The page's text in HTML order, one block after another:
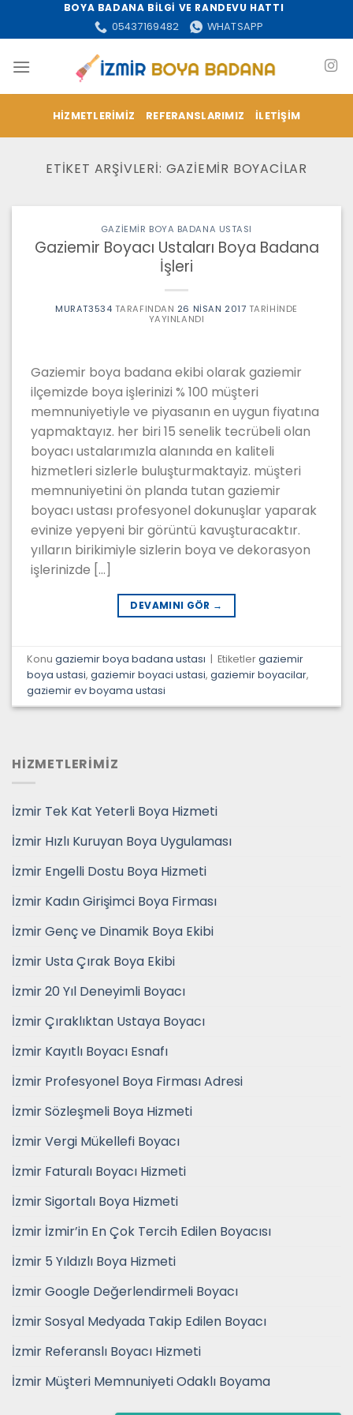
BOYA BADANA BİLGİ VE RANDEVU HATTI
05437169482
WHATSAPP
HIZMETLERIMIZ REFERANSLARIMIZ İLETIŞIM
ETIKET ARŞIVLERI: GAZIEMIR BOYACILAR
GAZIEMIR BOYA BADANA USTASI
Gaziemir Boyacı Ustaları Boya Badana
İşleri
MURAT3534 TARAFINDAN 26 NISAN 2017 TARIHINDE
YAYINLANDI
Gaziemir boya badana ekibi olarak gaziemir
ilçemizde boya işlerinizi % 100 müşteri
memnuniyetiyle ve piyasanın en uygun fiyatına
yapmaktayız. her biri 15 senelik tecrübeli olan
boyacı ustalarımızla alanında en kaliteli
hizmetleri sizlerle buluşturmaktayiz. müşteri
memnuniyetini ön planda tutan gaziemir
boyacı ustası profesyonel dokunuşlar yaparak
evinize yepyeni bir görüntü kavuşturacaktır.
yılların birikimiyle sizlerin boya ve dekorasyon
işlerinizde […]
DEVAMINI GÖR →
Konugaziemir boya badana ustası | Etiketlergaziemir
boya ustasi,gaziemir boyaci ustasi,gaziemir boyacilar,
gaziemir ev boyama ustasi
HİZMETLERİMİZ
İzmir Tek Kat Yeterli Boya Hizmeti
İzmir Hızlı Kuruyan Boya Uygulaması
İzmir Engelli Dostu Boya Hizmeti
İzmir Kadın Girişimci Boya Firması
İzmir Genç ve Dinamik Boya Ekibi
İzmir Usta Çırak Boya Ekibi
İzmir 20 Yıl Deneyimli Boyacı
İzmir Çıraklıktan Ustaya Boyacı
İzmir Kayıtlı Boyacı Esnafı
İzmir Profesyonel Boya Firması Adresi
İzmir Sözleşmeli Boya Hizmeti
İzmir Vergi Mükellefi Boyacı
İzmir Faturalı Boyacı Hizmeti
İzmir Sigortalı Boya Hizmeti
İzmir İzmir’in En Çok Tercih Edilen Boyacısı
İzmir 5 Yıldızlı Boya Hizmeti
İzmir Google Değerlendirmeli Boyacı
İzmir Sosyal Medyada Takip Edilen Boyacı
İzmir Referanslı Boyacı Hizmeti
İzmir Müşteri Memnuniyeti Odaklı Boyama